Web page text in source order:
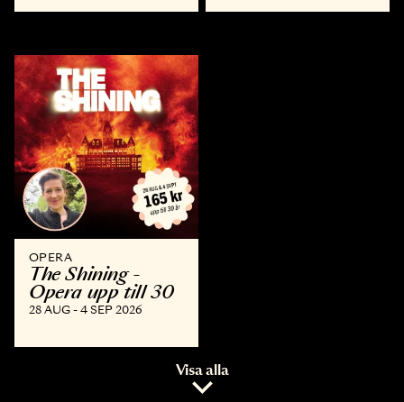
OPERA
The Shining -
Opera upp till 30
28 AUG - 4 SEP 2026
Visa alla